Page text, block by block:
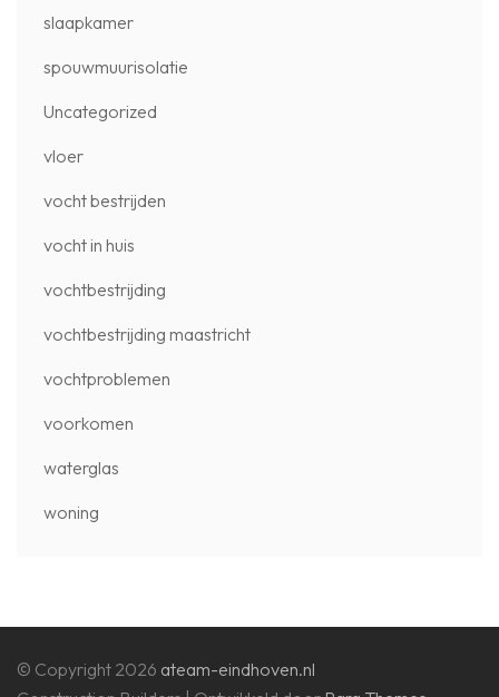
slaapkamer
spouwmuurisolatie
Uncategorized
vloer
vocht bestrijden
vocht in huis
vochtbestrijding
vochtbestrijding maastricht
vochtproblemen
voorkomen
waterglas
woning
© Copyright 2026 ateam-eindhoven.nl